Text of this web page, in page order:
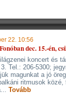
22. 10:56
dec. 15.-én,
koncert és
Tel.: 206-5300;
magunkat a jó
ritmusok
Tovább